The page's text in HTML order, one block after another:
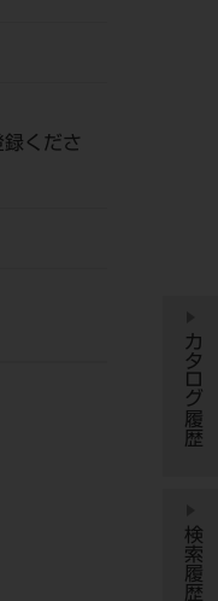
録くださ
カタログ履歴
検索履歴